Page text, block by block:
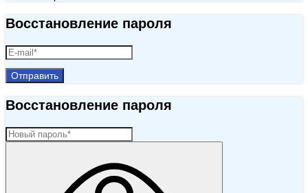
Восстановление пароля
Отправить
Восстановление пароля